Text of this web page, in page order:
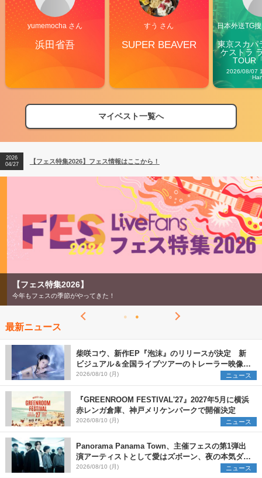
yumemocha さん
浜田省吾
すう さん
SUPER BEAVER
日本外送TG
東京スカパ
ケストラ
TOUR
2026/08/07
マイベスト一覧へ
【フェス特集2026】フェス情報はここから！
【ライブ動員ランキング】2026年上半期編発表！
2026
04/27
【フェス特集2026】フェス情報はここから！
2026
【ライブ動員ランキング】2026年上半期編発表！
【フェス特集2026】
今年もフェスの季節がやってきた！
最新ニュース
柴咲コウ、新作EP『泡沫』のリリースが決定 新
ビジュアル＆全国ライブツアーのトレーラー映像が
一部解禁【コメントあり】
2026/08/10 (月) ニュース
『GREENROOM FESTIVAL'27』2027年5月に横浜
赤レンガ倉庫、神戸メリケンパークで開催決定
2026/08/10 (月) ニュース
Panorama Panama Town、主催フェスの第1弾出
演アーティストとして愛はズボーン、夜の本気ダン
スらを発表 「plus∈you」のMVも公開に
2026/08/10 (月) ニュース